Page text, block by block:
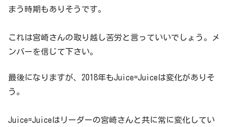
まう時期もありそうです。
これは宮崎さんの取り越し苦労と言っていいでしょう。メ
ンバーを信じて下さい。
最後になりますが、2018年もJuice=Juiceは変化がありそ
う。
Juice=Juiceはリーダーの宮崎さんと共に常に変化してい